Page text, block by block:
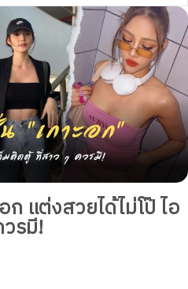
ก แต่งสวยได้ไม่โป๊ ไอ
รมี!